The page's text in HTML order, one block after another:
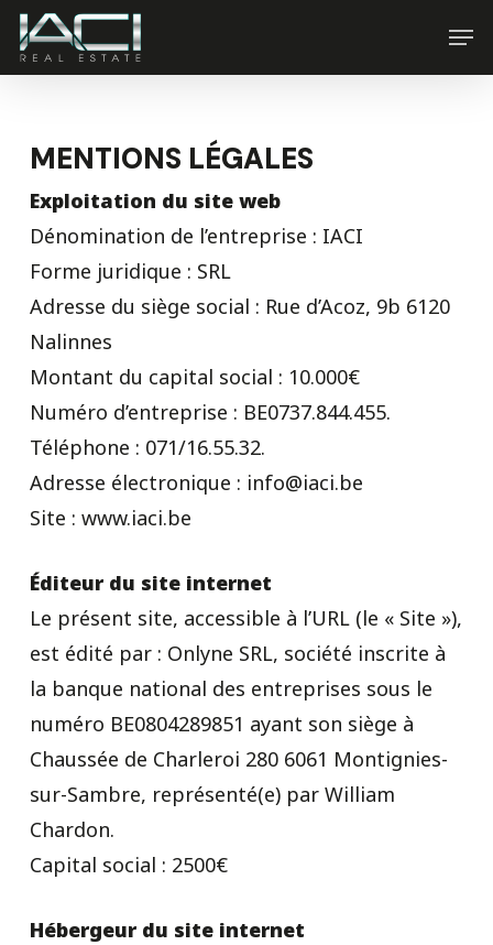
Skip
MENTIONS LÉGALES
Exploitation du site web
Dénomination de l’entreprise : IACI
Forme juridique : SRL
Adresse du siège social : Rue d’Acoz, 9b 6120
Nalinnes
Montant du capital social : 10.000€
Numéro d’entreprise : BE0737.844.455.
Téléphone : 071/16.55.32.
Adresse électronique : info@iaci.be
Site : www.iaci.be
Éditeur du site internet
Le présent site, accessible à l’URL (le « Site »),
est édité par : Onlyne SRL, société inscrite à
la banque national des entreprises sous le
numéro BE0804289851 ayant son siège à
Chaussée de Charleroi 280 6061 Montignies-
sur-Sambre, représenté(e) par William
Chardon.
Capital social : 2500€
Hébergeur du site internet